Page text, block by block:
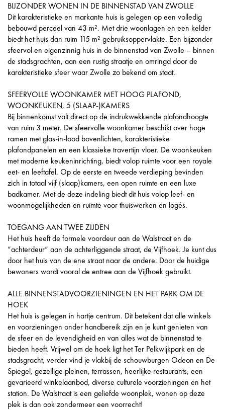
BIJZONDER WONEN IN DE BINNENSTAD VAN ZWOLLE
Dit karakteristieke en markante huis is gelegen op een volledig
bebouwd perceel van 43 m². Met drie woonlagen en een kelder
biedt het huis dan ruim 115 m² gebruiksoppervlakte. Een bijzonder
sfeervol en eigenzinnig huis in de binnenstad van Zwolle – binnen
de stadsgrachten, aan een rustig straatje en omringd door de
karakteristieke sfeer waar Zwolle zo bekend om staat.
SFEERVOLLE WOONKAMER MET HOOG PLAFOND,
WOONKEUKEN, 5 (SLAAP-)KAMERS
Bij binnenkomst valt direct op de indrukwekkende plafondhoogte
van ruim 3 meter. De sfeervolle woonkamer beschikt over hoge
ramen met glas-in-lood bovenlichten, karakteristieke
plafondpanelen en een klassieke travertijn vloer. De woonkeuken
met moderne keukeninrichting, biedt volop ruimte voor een royale
eet- en leeftafel. Op de eerste en tweede verdieping bevinden
zich in totaal vijf (slaap)kamers, een open ruimte en een luxe
badkamer. Met de deze indeling biedt dit huis volop leef- en
woonmogelijkheden en ruimte voor thuiswerken en logés.
TOEGANG AAN TWEE ZIJDEN
Het huis heeft de formele voordeur aan de Walstraat en de
“achterdeur” aan de achterliggende straat, de Vijfhoek. Je kunt dus
door het huis van de ene straat naar de andere. Door de huidige
bewoners wordt vooral de entree aan de Vijfhoek gebruikt.
ALLE BINNENSTADVOORZIENINGEN EN HET PARK OM DE
HOEK
Het huis is gelegen in hartje centrum. Dit betekent dat alle winkels
en voorzieningen onder handbereik zijn en je kunt genieten van
de sfeer en de levendigheid en van alles wat de binnenstad te
bieden heeft. Vrijwel om de hoek ligt het Ter Pelkwijkpark en de
stadsgracht, verder vind je vlakbij de schouwburgen Odeon en De
Spiegel, gezellige pleinen, terrassen, heerlijke restaurants, een
gevarieerd winkelaanbod, diverse culturele voorzieningen en het
station. De Walstraat is een geliefde woonplek, wonen op deze
plek is dan ook zondermeer een voorrecht!